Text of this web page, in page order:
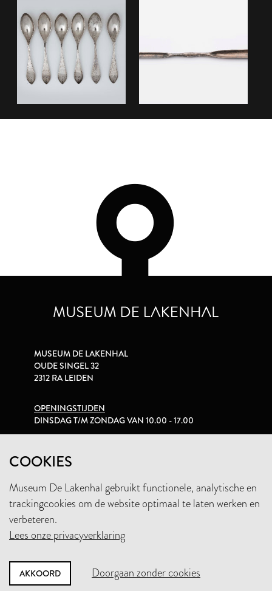
COOKIES
Museum De Lakenhal gebruikt functionele, analytische en
trackingcookies om de website optimaal te laten werken en
verbeteren.
Lees onze privacyverklaring
AKKOORD Doorgaan zonder cookies
MUSEUM DE LAKENHAL
OUDE SINGEL 32
2312 RA LEIDEN
OPENINGSTIJDEN
DINSDAG T/M ZONDAG VAN 10.00 - 17.00
+31 (0)71 5165360
INFO@LAKENHAL.NL
STEUN HET MUSEUM
NIEUWSBRIEF